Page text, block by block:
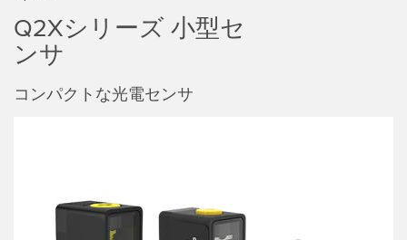
ソフトウエア
技術
センサ
3D TOF
VEHICLE DETECTION
PREDICTIVE MAINTENANCE
RADAR APPLICATIONS
リモート監視
Q2Xシリーズ 小型セ
ンサ
コンパクトな光電センサ